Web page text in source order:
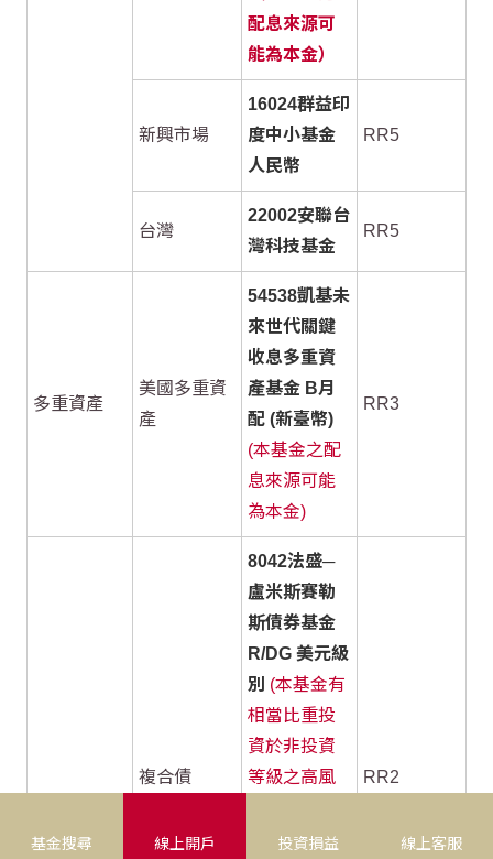
配息來源可
能為本金）
新興市場
16024群益印
度中小基金
人民幣
RR5
台灣
22002安聯台
灣科技基金
RR5
多重資產
美國多重資
產
54538凱基未
來世代關鍵
收息多重資
產基金 B月
配 (新臺幣)
(本基金之配
息來源可能
為本金)
RR3
複合債
8042法盛─
盧米斯賽勒
斯債券基金
R/DG 美元級
別 (本基金有
相當比重投
資於非投資
等級之高風
息來源可能
RR2
基金搜尋 線上開戶 投資損益 線上客服